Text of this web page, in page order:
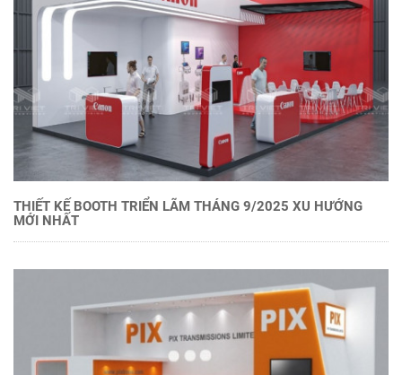
THIẾT KẾ BOOTH TRIỂN LÃM THÁNG 9/2025 XU HƯỚNG
MỚI NHẤT